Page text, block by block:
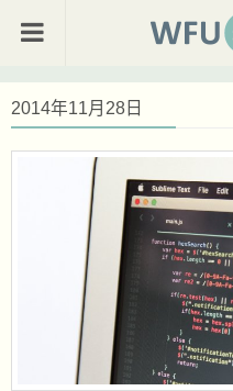
2014年11月28日